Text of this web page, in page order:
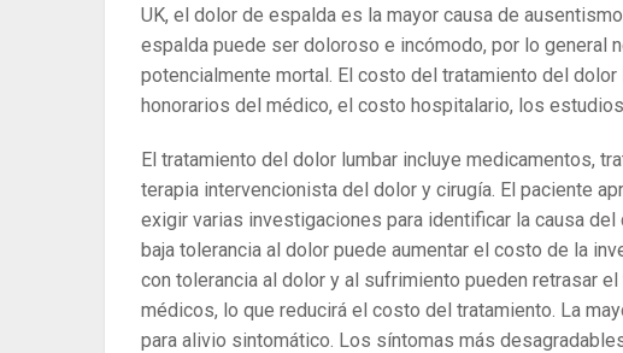
UK, el dolor de espalda es la mayor causa de
espalda puede ser doloroso e incómodo, por lo general
potencialmente mortal. El costo del tratamiento del
honorarios del médico, el costo hospitalario, los
El tratamiento del dolor lumbar incluye medicamentos,
terapia intervencionista del dolor y cirugía. El paciente
exigir varias investigaciones para identificar la causa
baja tolerancia al dolor puede aumentar el costo de la
con tolerancia al dolor y al sufrimiento pueden retrasar
médicos, lo que reducirá el costo del tratamiento. La
para alivio sintomático. Los síntomas más